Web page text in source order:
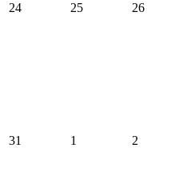
24 25 26
31 1 2